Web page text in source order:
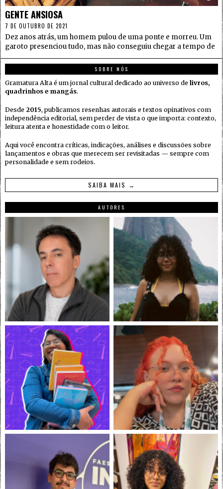
GENTE ANSIOSA
7 DE OUTUBRO DE 2021
Dez anos atrás, um homem pulou de uma ponte e morreu. Um
garoto presenciou tudo, mas não conseguiu chegar a tempo de
SOBRE NÓS
Gramatura Alta é um jornal cultural dedicado ao universo de livros,
quadrinhos e mangás.
Desde 2015, publicamos resenhas autorais e textos opinativos com
independência editorial, sem perder de vista o que importa: contexto,
leitura atenta e honestidade com o leitor.
Aqui você encontra críticas, indicações, análises e discussões sobre
lançamentos e obras que merecem ser revisitadas — sempre com
personalidade e sem rodeios.
SAIBA MAIS →
AUTORES